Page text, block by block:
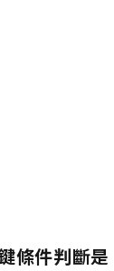
條件判斷是